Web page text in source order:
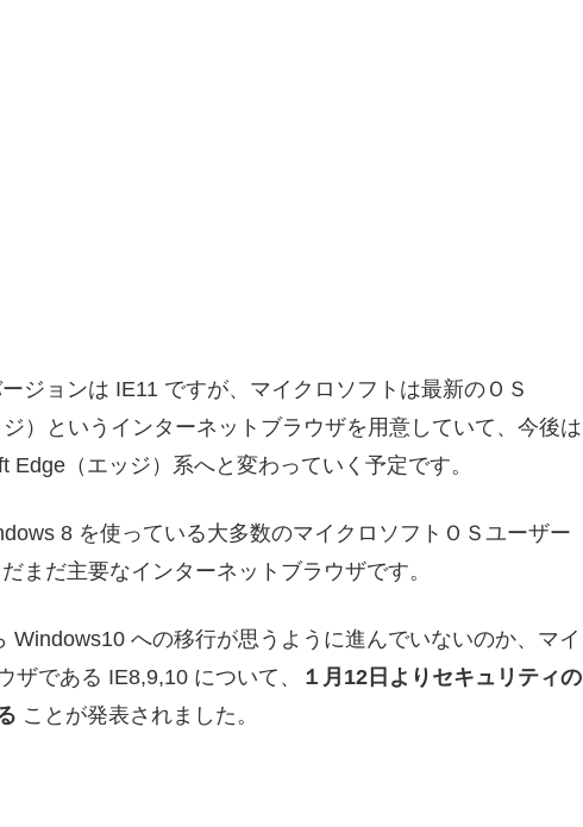
ジョンは IE11 ですが、マイクロソフトは最新のＯＳ
）というインターネットブラウザを用意していて、今後は
（エッジ）系へと変わっていく予定です。
8 を使っている大多数のマイクロソフトＯＳユーザー
まだ主要なインターネットブラウザです。
Windows10 への移行が思うように進んでいないのか、マイ
ザである IE8,9,10 について、
１月12日よりセキュリティの
ことが発表されました。